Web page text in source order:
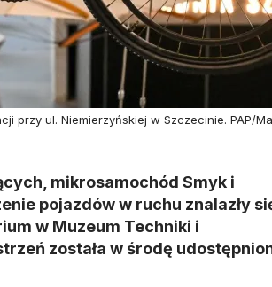
przy ul. Niemierzyńskiej w Szczecinie. PAP/
mikrosamochód Smyk i
pojazdów w ruchu znalazły
w Muzeum Techniki i
została w środę